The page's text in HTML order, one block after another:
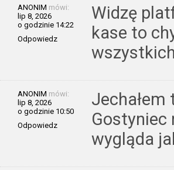
ANONIM mówi:
lip 8, 2026
o godzinie 14:22
Odpowiedz
Widzę
kase to
wszystkich
ANONIM mówi:
lip 8, 2026
o godzinie 10:50
Odpowiedz
Gostyniec
wygląda